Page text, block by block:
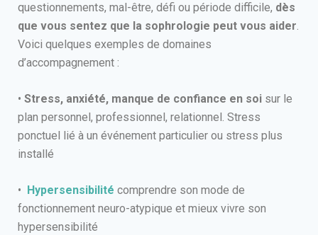
questionnements, mal-être, défi ou période difficile, dès
que vous sentez que la sophrologie peut vous aider.
Voici quelques exemples de domaines
d’accompagnement :
• Stress, anxiété, manque de confiance en soi sur le
plan personnel, professionnel, relationnel. Stress
ponctuel lié à un événement particulier ou stress plus
installé
• Hypersensibilité comprendre son mode de
fonctionnement neuro-atypique et mieux vivre son
hypersensibilité